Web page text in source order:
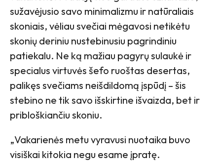
sužavėjusio savo minimalizmu ir natūraliais
skoniais, vėliau svečiai mėgavosi netikėtu
skonių deriniu nustebinusiu pagrindiniu
patiekalu. Ne ką mažiau pagyrų sulaukė ir
specialus virtuvės šefo ruoštas desertas,
palikęs svečiams neišdildomą įspūdį – šis
stebino ne tik savo išskirtine išvaizda, bet ir
pribloškiančiu skoniu.
„Vakarienės metu vyravusi nuotaika buvo
visiškai kitokia negu esame įpratę.